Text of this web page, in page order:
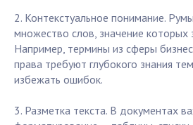
2. Контекстуальное понимание.
множество слов, значение которых
Например, термины из сферы
права требуют глубокого знания
избежать ошибок.
3. Разметка текста. В документах